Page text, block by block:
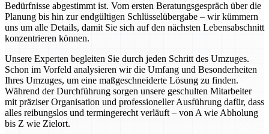
Bedürfnisse abgestimmt ist. Vom ersten Beratungsgespräch über die
Planung bis hin zur endgültigen Schlüsselübergabe – wir kümmern
uns um alle Details, damit Sie sich auf den nächsten Lebensabschnitt
konzentrieren können.
Unsere Experten begleiten Sie durch jeden Schritt des Umzuges.
Schon im Vorfeld analysieren wir die Umfang und Besonderheiten
Ihres Umzuges, um eine maßgeschneiderte Lösung zu finden.
Während der Durchführung sorgen unsere geschulten Mitarbeiter
mit präziser Organisation und professioneller Ausführung dafür, dass
alles reibungslos und termingerecht verläuft – von A wie Abholung
bis Z wie Zielort.